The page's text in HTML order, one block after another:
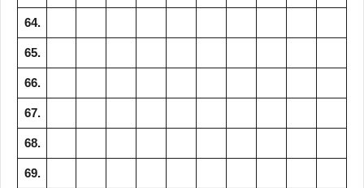
64.
65.
66.
67.
68.
69.